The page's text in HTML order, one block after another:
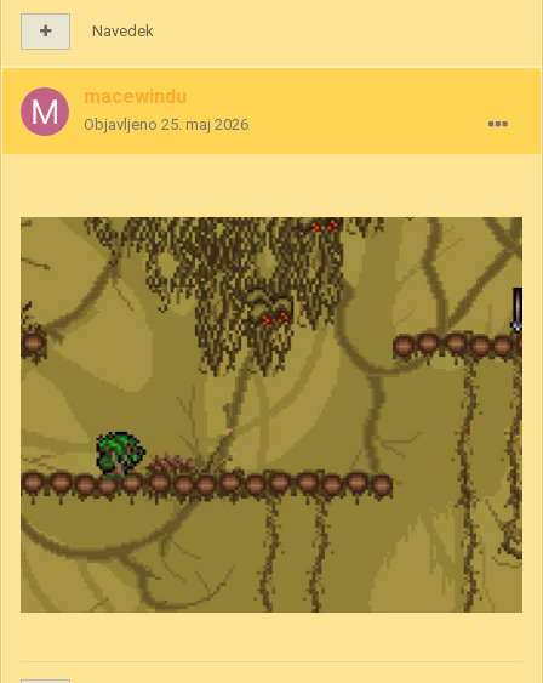
Navedek
macewindu
Objavljeno 25. maj 2026